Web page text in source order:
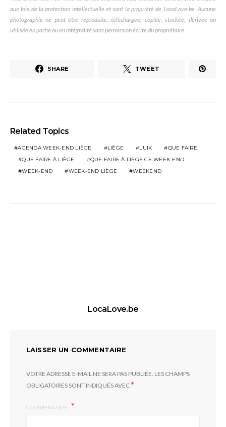
aux lois de la protection intellectuelle et sont la propriété de LocaLove.be. Aucune
photographie ne peut être reproduite, téléchargée, copiée, stockée, dérivée ou
utilisée en partie ou en intégralité sans permission écrite du propriétaire.
SHARE TWEET
Related Topics
AGENDA WEEK-END LIÈGE LIÈGE LUIK
QUE FAIRE
QUE FAIRE À LIÈGE
QUE FAIRE À LIÈGE CE WEEK-END
WEEK-END
WEEK-END LIÈGE WEEKEND
LocaLove.be
LAISSER UN COMMENTAIRE
VOTRE ADRESSE E-MAIL NE SERA PAS PUBLIÉE. LES CHAMPS
OBLIGATOIRES SONT INDIQUÉS AVEC*
COMMENTAIRE